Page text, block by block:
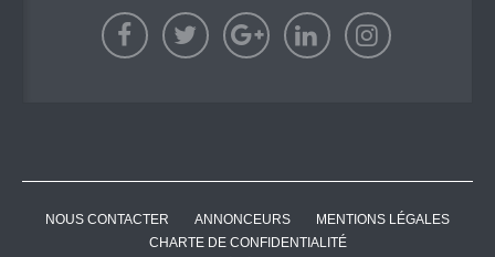
NOUS CONTACTER ANNONCEURS
MENTIONS LÉGALES
CHARTE DE CONFIDENTIALITÉ